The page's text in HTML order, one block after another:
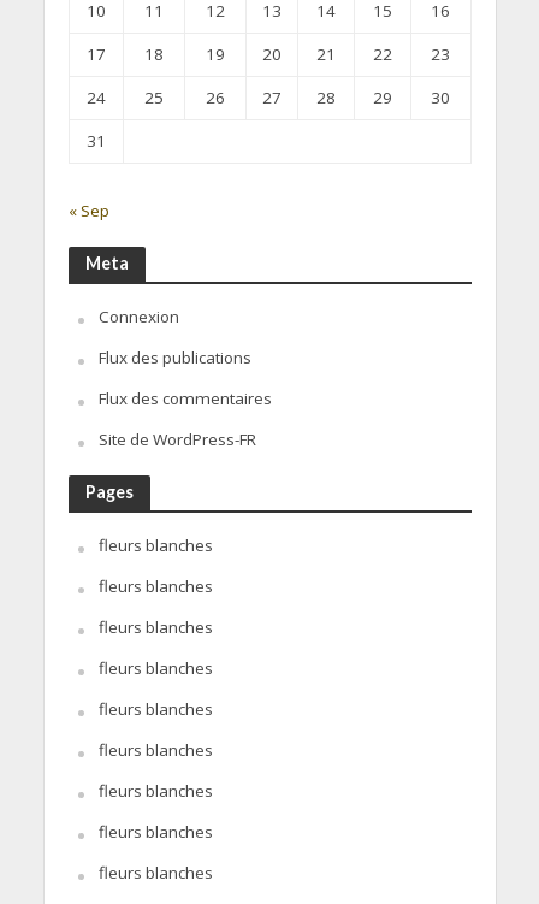
10
11 12 13 14 15
16
17
18 19 20 21 22
23
24
25 26 27 28 29
30
31
« Sep
Meta
Connexion
Flux des publications
Flux des commentaires
Site de WordPress-FR
Pages
fleurs blanches
fleurs blanches
fleurs blanches
fleurs blanches
fleurs blanches
fleurs blanches
fleurs blanches
fleurs blanches
fleurs blanches